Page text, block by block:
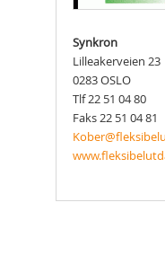
Synkron
Lilleakerveien 23
0283 OSLO
Tlf 22 51 04 80
Faks 22 51 04 81